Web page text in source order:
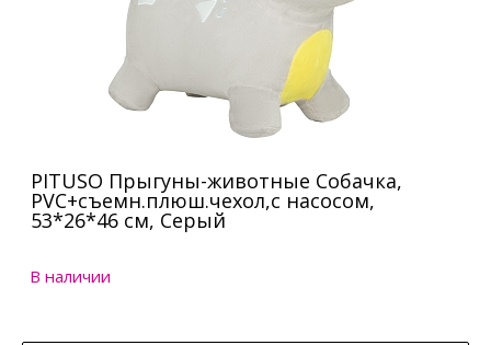
PITUSO Прыгуны-животные Собачка,
PVC+съемн.плюш.чехол,с насосом,
53*26*46 см, Серый
В наличии